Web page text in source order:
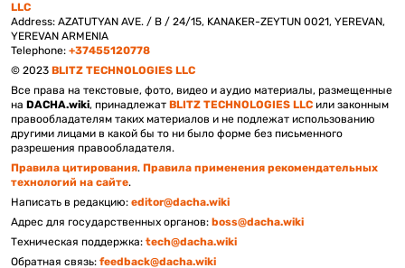
LLC
Address: AZATUTYAN AVE. / B / 24/15, KANAKER-ZEYTUN 0021, YEREVAN,
YEREVAN ARMENIA
Telephone: +37455120778
© 2023 BLITZ TECHNOLOGIES LLC
Все права на текстовые, фото, видео и аудио материалы, размещенные
на DACHA.wiki, принадлежат BLITZ TECHNOLOGIES LLC или законным
правообладателям таких материалов и не подлежат использованию
другими лицами в какой бы то ни было форме без письменного
разрешения правообладателя.
Правила цитирования. Правила применения рекомендательных
технологий на сайте.
Написать в редакцию: editor@dacha.wiki
Адрес для государственных органов: boss@dacha.wiki
Техническая поддержка: tech@dacha.wiki
Обратная связь: feedback@dacha.wiki